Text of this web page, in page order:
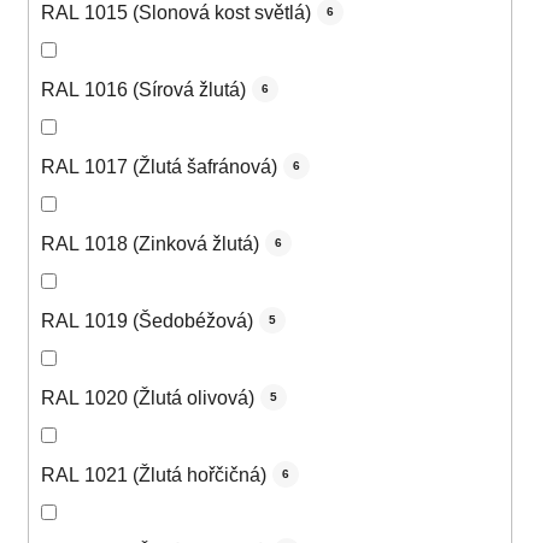
RAL 1015 (Slonová kost světlá) 6
RAL 1016 (Sírová žlutá) 6
RAL 1017 (Žlutá šafránová) 6
RAL 1018 (Zinková žlutá) 6
RAL 1019 (Šedobéžová) 5
RAL 1020 (Žlutá olivová) 5
RAL 1021 (Žlutá hořčičná) 6